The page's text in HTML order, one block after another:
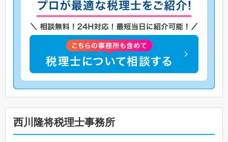
西川隆将税理士事務所